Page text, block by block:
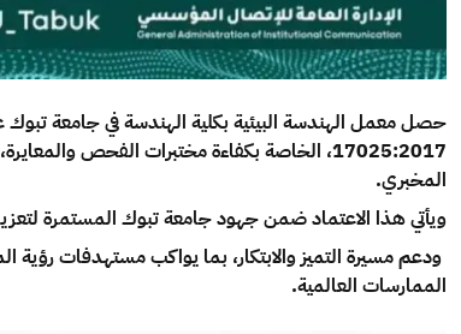
17025:2017، الخاصة بكفاءة مختبرات الفحص
المخبري.
ويأتي هذا الاعتماد ضمن جهود جامعة تبوك المستمرة لتعزيز
الممارسات العالمية.